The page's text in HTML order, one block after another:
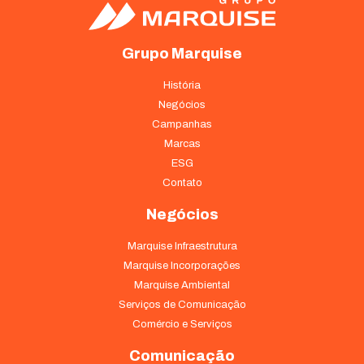
Grupo Marquise
História
Negócios
Campanhas
Marcas
ESG
Contato
Negócios
Marquise Infraestrutura
Marquise Incorporações
Marquise Ambiental
Serviços de Comunicação
Comércio e Serviços
Comunicação